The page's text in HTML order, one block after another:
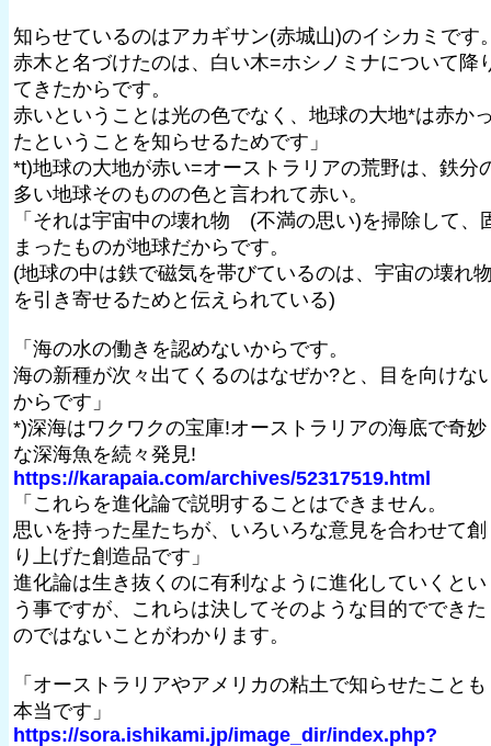
知らせているのはアカギサン(赤城山)のイシカミです
赤木と名づけたのは、白い木=ホシノミナについて降
てきたからです。
赤いということは光の色でなく、地球の大地*は赤か
たということを知らせるためです」
*t)地球の大地が赤い=オーストラリアの荒野は、鉄分
多い地球そのものの色と言われて赤い。
「それは宇宙中の壊れ物 (不満の思い)を掃除して、
まったものが地球だからです。
(地球の中は鉄で磁気を帯びているのは、宇宙の壊れ
を引き寄せるためと伝えられている)
「海の水の働きを認めないからです。
海の新種が次々出てくるのはなぜか?と、目を向けな
からです」
*)深海はワクワクの宝庫!オーストラリアの海底で奇妙
な深海魚を続々発見!
https://karapaia.com/archives/52317519.html
「これらを進化論で説明することはできません。
思いを持った星たちが、いろいろな意見を合わせて創
り上げた創造品です」
進化論は生き抜くのに有利なように進化していくとい
う事ですが、これらは決してそのような目的でできた
のではないことがわかります。
「オーストラリアやアメリカの粘土で知らせたことも
本当です」
https://sora.ishikami.jp/image_dir/index.php?